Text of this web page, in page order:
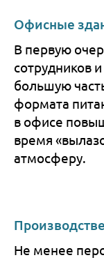
Офисные
В первую
сотрудников
большую
формата
в офисе
время
атмосферу.
Не менее